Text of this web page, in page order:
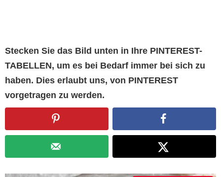
Stecken Sie das Bild unten in Ihre PINTEREST-
TABELLEN, um es bei Bedarf immer bei sich zu
haben. Dies erlaubt uns, von PINTEREST
vorgetragen zu werden.